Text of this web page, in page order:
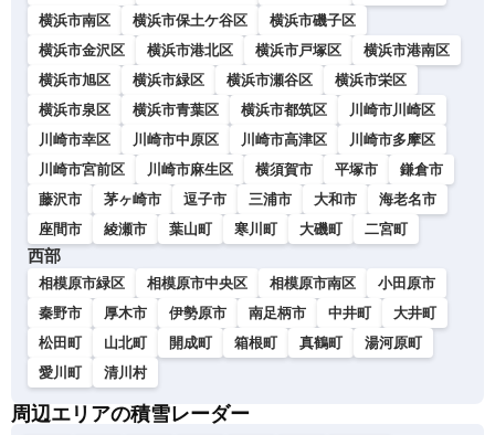
横浜市南区
横浜市保土ケ谷区
横浜市磯子区
横浜市金沢区
横浜市港北区 横浜市戸塚区
横浜市港南区
横浜市旭区
横浜市緑区 横浜市瀬谷区
横浜市栄区
横浜市泉区
横浜市青葉区 横浜市都筑区
川崎市川崎区
川崎市幸区
川崎市中原区 川崎市高津区
川崎市多摩区
川崎市宮前区
川崎市麻生区 横須賀市 平塚市
鎌倉市
藤沢市
茅ヶ崎市 逗子市 三浦市 大和市
海老名市
座間市
綾瀬市 葉山町 寒川町 大磯町 二宮町
西部
相模原市緑区 相模原市中央区 相模原市南区
小田原市
秦野市
厚木市 伊勢原市 南足柄市 中井町
大井町
松田町
山北町 開成町 箱根町 真鶴町
湯河原町
愛川町
清川村
周辺エリアの積雪レーダー